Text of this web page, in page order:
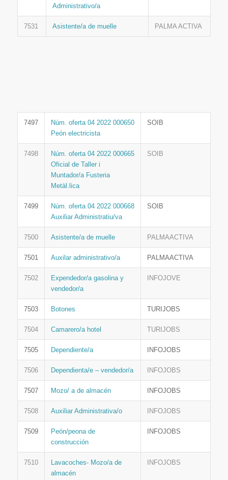
Administrativo/a
7531 Asistente/a de muelle PALMA ACTIVA
7497
Núm. oferta 04 2022 000650
Peón electricista
SOIB
7498
Núm. oferta 04 2022 000665
Oficial de Taller i
Muntador/a Fusteria
Metàl.lica
SOIB
7499
Núm. oferta 04 2022 000668
Auxiliar Administratiu/va
SOIB
7500 Asistente/a de muelle PALMAACTIVA
7501 Auxilar administrativo/a PALMAACTIVA
7502
Expendedor/a gasolina y
vendedor/a
INFOJOVE
7503 Botones TURIJOBS
7504 Camarero/a hotel TURIJOBS
7505 Dependiente/a INFOJOBS
7506 Dependienta/e – vendedor/a INFOJOBS
7507 Mozo/ a de almacén INFOJOBS
7508 Auxiliar Administrativa/o INFOJOBS
7509
Peón/peona de
construcción
INFOJOBS
7510
Lavacoches- Mozo/a de
almacén
INFOJOBS